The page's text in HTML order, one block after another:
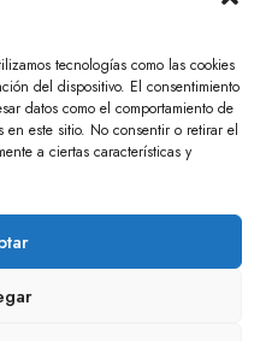
tecnologías como las cookies
del dispositivo. El consentimiento
datos como el comportamiento de
este sitio. No consentir o retirar el
a ciertas características y